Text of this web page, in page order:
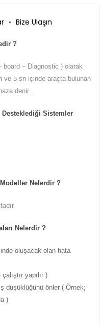
Bize Ulaşın
?
board – Diagnostic ) olarak
ve 5 sn içinde araçta bulunan
denir .
Desteklediği Sistemler
Nelerdir ?
Nelerdir ?
oluşacak olan hata
yapılır )
düşüklüğünü önler ( Örnek;
)